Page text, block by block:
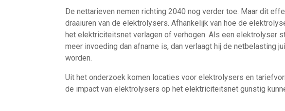
De nettarieven nemen richting 2040 nog verder toe. Maar dit
draaiuren van de elektrolysers. Afhankelijk van hoe de
het elektriciteitsnet verlagen of verhogen. Als een elektrolyser
meer invoeding dan afname is, dan verlaagt hij de netbelasting
worden.
Uit het onderzoek komen locaties voor elektrolysers en
de impact van elektrolysers op het elektriciteitsnet gunstig